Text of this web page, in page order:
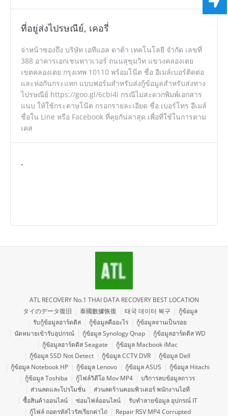
ที่อยู่ส่งไปรษณีย์, เคอรี่
จ่าหน้าซองถึง บริษัท เอทีแอล ดาต้า เทคโนโลยี จำกัด เลขที่
388 อาคารเอกเชนทาวเวอร์ ถนนสุขุมวิท แขวงคลองเตย
เขตคลองเตย กรุงเทพ 10110 พร้อมโน๊ต ชื่อ อีเมล์เบอร์ติดต่อ
และห่อกันกระแทก แบบฟอร์มสำหรับส่งกู้ข้อมูลสำหรับส่งทาง
ไปรษณีย์ https://goo.gl/6cbi4i กรณีไม่สะดวกพิมพ์เอกสาร
แนบ ให้ใช้กระดาษโน๊ต กรอกรายละเอียด ชื่อ เบอร์โทร อีเมล์
ชื่อใน Line หรือ Facebook ที่คุยกันล่าสุด เพื่อที่ใช้ในการตาม
เคส
.
ATL RECOVERY No.1 THAI DATA RECOVERY BEST LOCATION
タイのデータ復旧
泰國數據恢復 태국 데이터 복구
กู้ข้อมูล
รับกู้ข้อมูลฮาร์ดดิส
กู้ข้อมูลคืออะไร
กู้ข้อมูลจานเป็นรอย
นัดหมายเข้ารับอุปกรณ์
กู้ข้อมูล Synology Qnap
กู้ข้อมูลฮาร์ดดิส WD
กู้ข้อมูลฮาร์ดดิส Seagate
กู้ข้อมูล Macbook iMac
กู้ข้อมูล SSD Not Detect
กู้ข้อมูล CCTV DVR
กู้ข้อมูล Dell
กู้ข้อมูล Notebook HP
กู้ข้อมูล Lenovo กู้ข้อมูล ASUS
กู้ข้อมูล Hitachi
กู้ข้อมูล Toshiba
กู้ไฟล์วิดีโอ Mov MP4
บริการลบข้อมูลถาวร
ส่วนลดและโปรโมชั่น
ส่วนลดร้านคอมพิวเตอร์ พนักงานไอที
ซื้อสินค้าออนไลน์
ซ่อมไฟล์ออนไลน์
รับทำลายข้อมูล อุปกรณ์ IT
กู้ไฟล์ ถอดรหัสไวรัสเรียกค่าไถ่
Repair RSV MP4 Corrupted